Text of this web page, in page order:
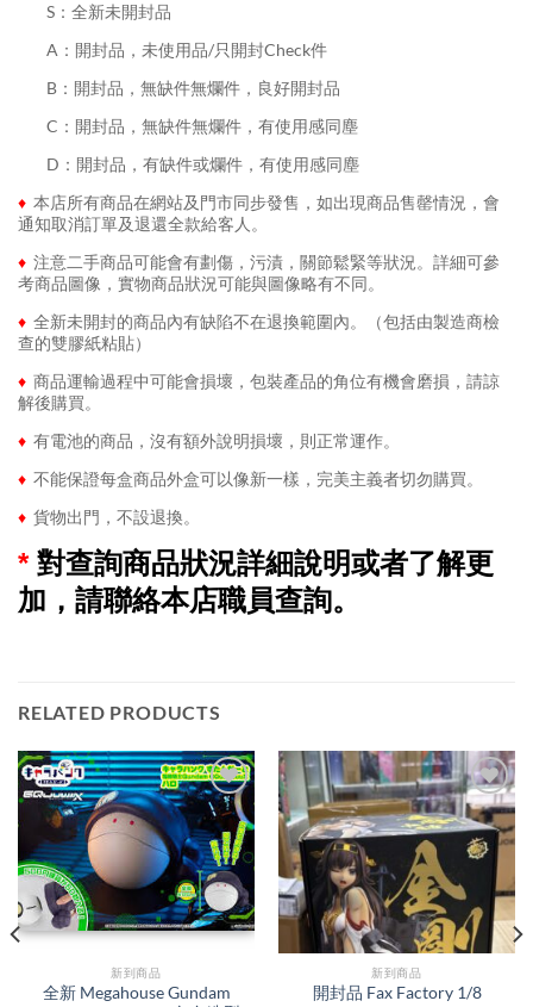
S：全新未開封品
A：開封品，未使用品/只開封Check件
B：開封品，無缺件無爛件，良好開封品
C：開封品，無缺件無爛件，有使用感同塵
D：開封品，有缺件或爛件，有使用感同塵
♦ 本店所有商品在網站及門市同步發售，如出現商品售罄情況，會
通知取消訂單及退還全款給客人。
♦ 注意二手商品可能會有劃傷，污漬，關節鬆緊等狀況。詳細可參
考商品圖像，實物商品狀況可能與圖像略有不同。
♦ 全新未開封的商品內有缺陷不在退換範圍內。（包括由製造商檢
查的雙膠紙粘貼）
♦ 商品運輸過程中可能會損壞，包裝產品的角位有機會磨損，請諒
解後購買。
♦ 有電池的商品，沒有額外說明損壞，則正常運作。
♦ 不能保證每盒商品外盒可以像新一樣，完美主義者切勿購買。
♦ 貨物出門，不設退換。
* 對查詢商品狀況詳細說明或者了解更
加，請聯絡本店職員查詢。
RELATED PRODUCTS
新到商品​
全新 Megahouse Gundam
新到商品​
開封品 Fax Factory 1/8